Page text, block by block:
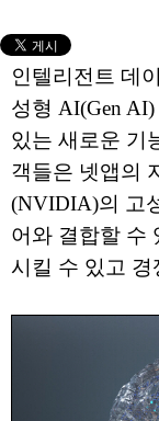
인텔리전트 데
성형 AI(Gen
있는 새로운 기
객들은 넷앱의
(NVIDIA)의 고
어와 결합할 수
시킬 수 있고